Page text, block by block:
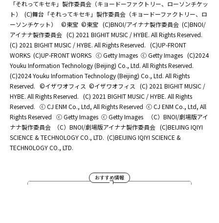
「それってキセキ」製作委員会（キョードーファクトリー、ローソンチケッ
ト）
(C)舞台「それってキセキ」製作委員会（キョードーファクトリー、ロ
ーソンチケット）
©東宝 ©東宝 (C)BNOI/アイナナ製作委員会 (C)BNOI/
アイナナ製作委員会 (C) 2021 BIGHIT MUSIC / HYBE. All Rights Reserved.
(C) 2021 BIGHIT MUSIC / HYBE. All Rights Reserved. (C)UP-FRONT
WORKS (C)UP-FRONT WORKS ⓒ Getty Images ⓒ Getty Images (C)2024
Youku Information Technology (Beijing) Co., Ltd. All Rights Reserved.
(C)2024 Youku Information Technology (Beijing) Co., Ltd. All Rights
Reserved. ©イザワオフィス ©イザワオフィス
(C) 2021 BIGHIT MUSIC /
HYBE. All Rights Reserved. (C) 2021 BIGHIT MUSIC / HYBE. All Rights
Reserved. ⓒ CJ ENM Co., Ltd, All Rights Reserved ⓒ CJ ENM Co., Ltd, All
Rights Reserved ⓒ Getty Images ⓒ Getty Images
（C）BNOI/劇場版アイ
ナナ製作委員会
（C）BNOI/劇場版アイナナ製作委員会 (C)BEIJING IQIYI
SCIENCE & TECHNOLOGY CO., LTD. (C)BEIJING IQIYI SCIENCE &
TECHNOLOGY CO., LTD.
おすすめ情報